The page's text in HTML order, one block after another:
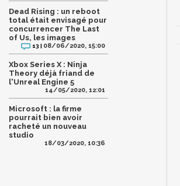
Dead Rising : un reboot
total était envisagé pour
concurrencer The Last
of Us, les images
13 | 08/06/2020, 15:00
Xbox Series X : Ninja
Theory déjà friand de
l'Unreal Engine 5
14/05/2020, 12:01
Microsoft : la firme
pourrait bien avoir
racheté un nouveau
studio
18/03/2020, 10:36